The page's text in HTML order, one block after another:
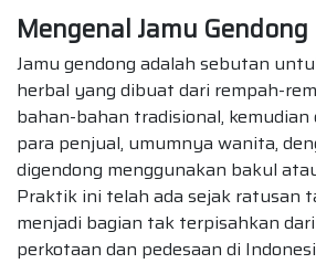
Mengenal Jamu Gendong
Jamu gendong adalah sebutan
herbal yang dibuat dari rempah-
bahan-bahan tradisional, kemudian
para penjual, umumnya wanita,
digendong menggunakan bakul
Praktik ini telah ada sejak ratusan
menjadi bagian tak terpisahkan
perkotaan dan pedesaan di